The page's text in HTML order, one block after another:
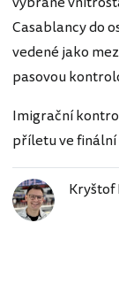
Casablancy do
vedené jako
pasovou
Imigrační
příletu ve
Kryštof